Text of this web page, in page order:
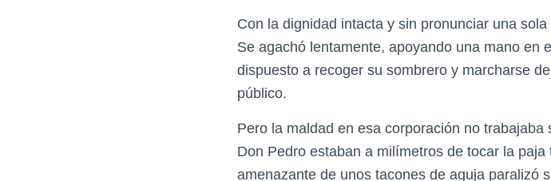
Con la dignidad intacta y sin pronunciar una
Se agachó lentamente, apoyando una mano en
dispuesto a recoger su sombrero y marcharse
público.
Pero la maldad en esa corporación no
Don Pedro estaban a milímetros de tocar la
amenazante de unos tacones de aguja paralizó